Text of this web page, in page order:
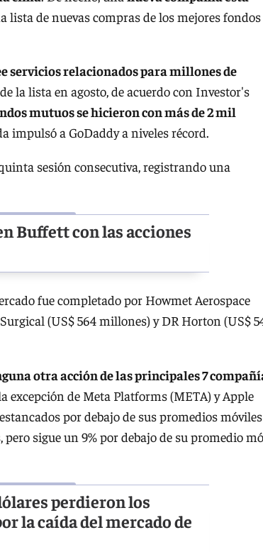
lista de nuevas compras de los mejores fondos
servicios relacionados para millones de
la lista en agosto, de acuerdo con Investor's
mutuos se hicieron con más de 2 mil
impulsó a GoDaddy a niveles récord.
sesión consecutiva, registrando una
Buffett con las acciones
fue completado por Howmet Aerospace
(US$ 564 millones) y DR Horton (US$
otra acción de las principales 7
excepción de Meta Platforms (META) y Apple
por debajo de sus promedios móviles
sigue un 9% por debajo de su promedio
perdieron los
la caída del mercado de